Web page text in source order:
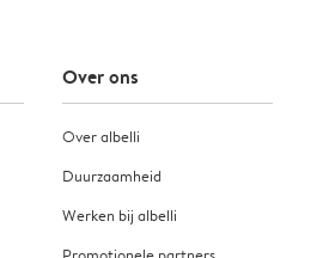
Over ons
Over albelli
Duurzaamheid
Werken bij albelli